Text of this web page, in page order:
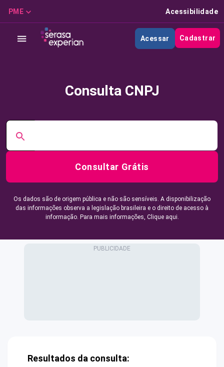
PME Acessibilidade
Acessar Cadastrar
Consulta CNPJ
Consultar Grátis
Os dados são de origem pública e não são sensíveis. A disponibilização
das informações observa a legislação brasileira e o direito de acesso à
informação. Para mais informações, Clique aqui.
Resultados da consulta: